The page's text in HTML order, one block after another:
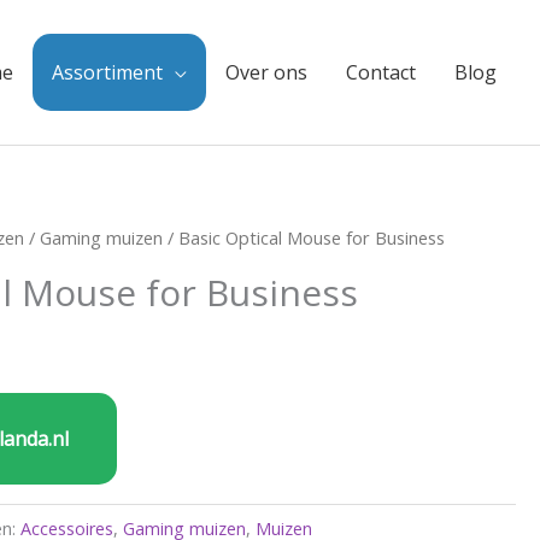
Assortiment Over ons Contact Blog
/ Gaming muizen / Basic Optical Mouse for Business
Mouse for Business
Accessoires,Gaming muizen, Muizen